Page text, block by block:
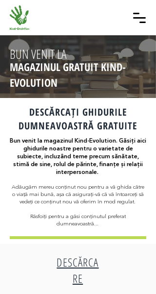
BUN VENIT LA
MAGAZINUL GRATUIT KIND-
EVOLUTION
DESCĂRCAȚI GHIDURILE
DUMNEAVOASTRĂ GRATUITE
Bun venit la magazinul Kind-Evolution. Găsiți aici
ghidurile noastre pentru o varietate de
subiecte, incluzând teme precum sănătate,
stimă de sine, rolul de părinte, finanțe și relații
interpersonale.
Adăugăm mereu conținut nou pentru a vă ghida către
o viață mai bună, așa că asigurați-vă că vă întoarceți să
vedeți ce conținut nou vă oferim în mod regulat.
Răsfoiți pentru a găsi conținutul preferat
dumneavoastră...
DESCĂRCA
RE